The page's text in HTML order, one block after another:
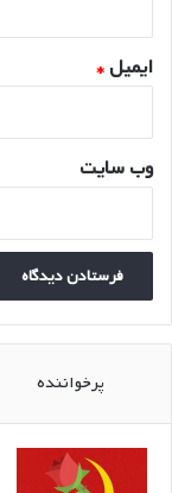
ایمیل*
وب‌ سایت
پرخواننده